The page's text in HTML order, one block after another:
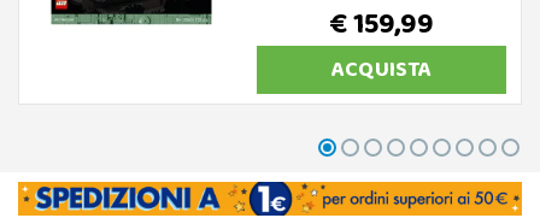
€ 159,99
ACQUISTA